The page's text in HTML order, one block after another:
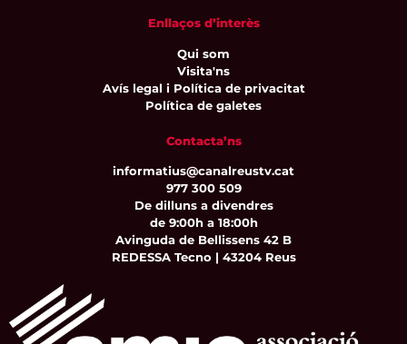
Enllaços d’interès
Qui som
Visita'ns
Avís legal i Política de privacitat
Política de galetes
Contacta’ns
informatius@canalreustv.cat
977 300 509
De dilluns a divendres
de 9:00h a 18:00h
Avinguda de Bellissens 42 B
REDESSA Tecno | 43204 Reus